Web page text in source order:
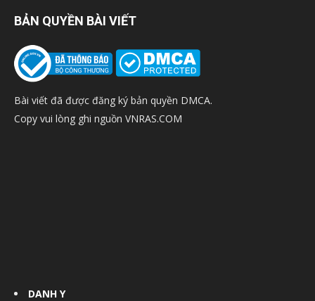
BẢN QUYỀN BÀI VIẾT
Bài viết đã được đăng ký bản quyền DMCA.
Copy vui lòng ghi nguồn VNRAS.COM
DANH Y